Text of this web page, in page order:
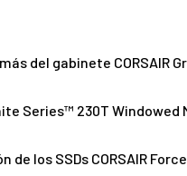
del gabinete CORSAIR
Series™ 230T Windowed
de los SSDs CORSAIR